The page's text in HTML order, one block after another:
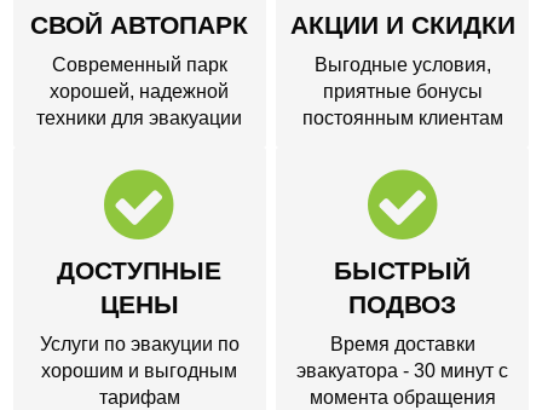
СВОЙ АВТОПАРК
Современный парк
хорошей, надежной
техники для эвакуации
АКЦИИ И СКИДКИ
Выгодные условия,
приятные бонусы
постоянным клиентам
ДОСТУПНЫЕ
ЦЕНЫ
Услуги по эвакуции по
хорошим и выгодным
тарифам
БЫСТРЫЙ
ПОДВОЗ
Время доставки
эвакуатора - 30 минут с
момента обращения